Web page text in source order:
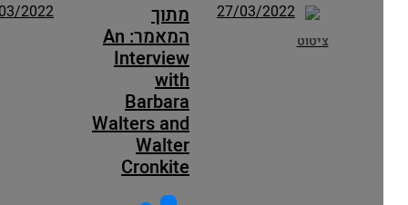
ציטוט
27/03/2022
מתוך
המאמר: An
Interview
with
Barbara
Walters and
Walter
Cronkite
27/03/2022